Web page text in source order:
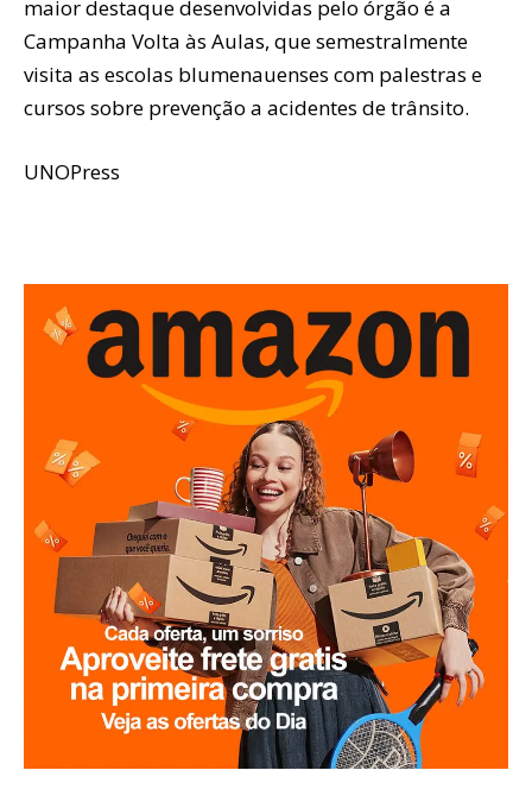
maior destaque desenvolvidas pelo órgão é a
Campanha Volta às Aulas, que semestralmente
visita as escolas blumenauenses com palestras e
cursos sobre prevenção a acidentes de trânsito.
UNOPress